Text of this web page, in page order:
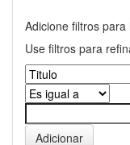
Adicione filtros
Use filtros para